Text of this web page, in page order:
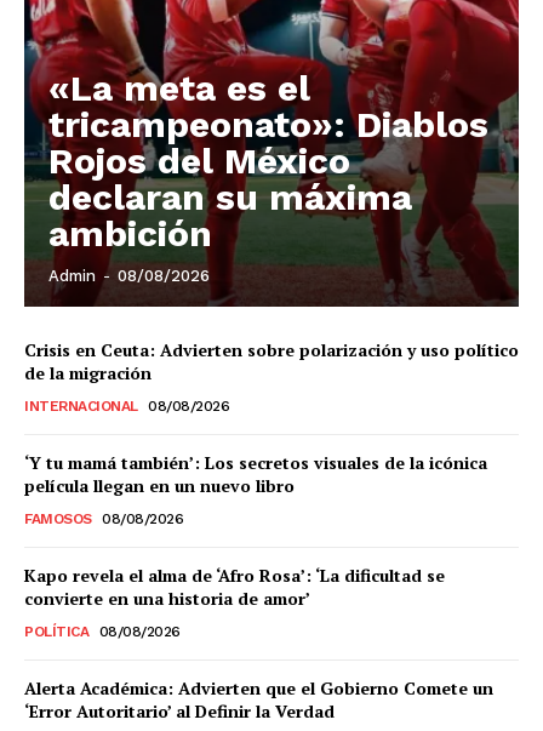
«La meta es el
tricampeonato»: Diablos
Rojos del México
declaran su máxima
ambición
Admin - 08/08/2026
Crisis en Ceuta: Advierten sobre polarización y uso político
de la migración
INTERNACIONAL 08/08/2026
‘Y tu mamá también’: Los secretos visuales de la icónica
película llegan en un nuevo libro
FAMOSOS 08/08/2026
Kapo revela el alma de ‘Afro Rosa’: ‘La dificultad se
convierte en una historia de amor’
POLÍTICA 08/08/2026
Alerta Académica: Advierten que el Gobierno Comete un
‘Error Autoritario’ al Definir la Verdad